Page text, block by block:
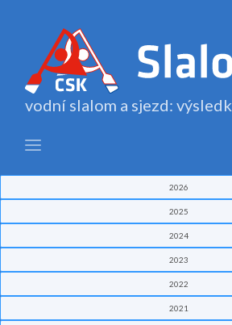
vodní slalom a sjezd:
2026
2025
2024
2023
2022
2021